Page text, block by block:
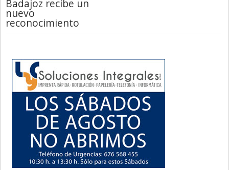
Badajoz recibe un
nuevo
reconocimiento